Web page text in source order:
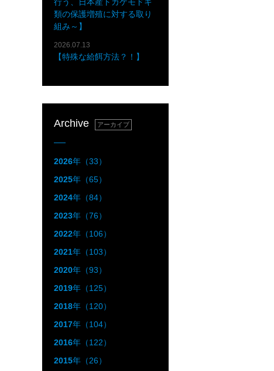
類の保護増殖に対する取り
組み～】
2026.07.13
【特殊な給餌方法？！】
Archive アーカイブ
2026年（33）
2025年（65）
2024年（84）
2023年（76）
2022年（106）
2021年（103）
2020年（93）
2019年（125）
2018年（120）
2017年（104）
2016年（122）
2015年（26）